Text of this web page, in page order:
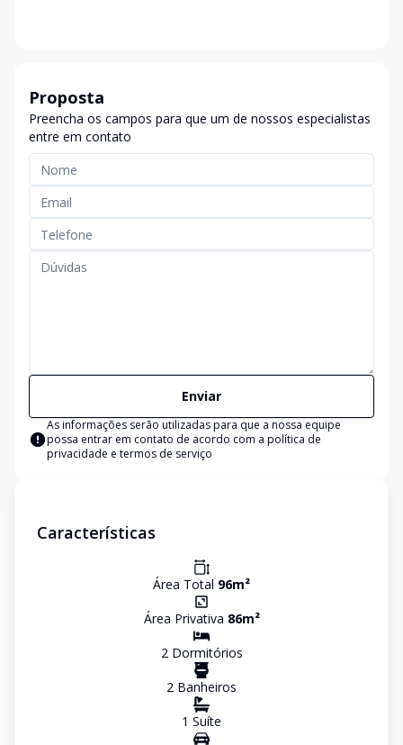
Proposta
Preencha os campos para que um de nossos especialistas
entre em contato
Enviar
As informações serão utilizadas para que a nossa equipe
possa entrar em contato de acordo com a política de
privacidade e termos de serviço
Características
Área Total 96m²
Área Privativa 86m²
2Dormitórios
2 Banheiros
1 Suíte